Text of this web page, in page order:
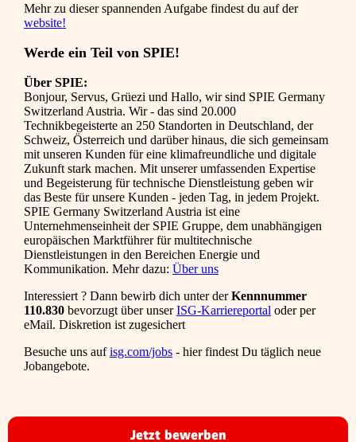
Mehr zu dieser spannenden Aufgabe findest du auf der
website!
Werde ein Teil von SPIE!
Über SPIE:
Bonjour, Servus, Grüezi und Hallo, wir sind SPIE Germany
Switzerland Austria. Wir - das sind 20.000
Technikbegeisterte an 250 Standorten in Deutschland, der
Schweiz, Österreich und darüber hinaus, die sich gemeinsam
mit unseren Kunden für eine klimafreundliche und digitale
Zukunft stark machen. Mit unserer umfassenden Expertise
und Begeisterung für technische Dienstleistung geben wir
das Beste für unsere Kunden - jeden Tag, in jedem Projekt.
SPIE Germany Switzerland Austria ist eine
Unternehmenseinheit der SPIE Gruppe, dem unabhängigen
europäischen Marktführer für multitechnische
Dienstleistungen in den Bereichen Energie und
Kommunikation. Mehr dazu: Über uns
Interessiert ? Dann bewirb dich unter derKennnummer
110.830 bevorzugt über unserISG-Karriereportal oder per
eMail. Diskretion ist zugesichert
Besuche uns aufisg.com/jobs - hier findest Du täglich neue
Jobangebote.
Jetzt bewerben